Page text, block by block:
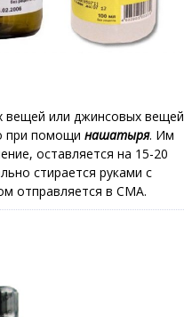
вещей или джинсовых вещей
при помощи нашатыря. Им
оставляется на 15-20
стирается руками с
отправляется в СМА.